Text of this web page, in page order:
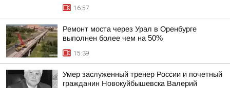
16:57
Ремонт моста через Урал в Оренбурге
выполнен более чем на 50%
15:39
Умер заслуженный тренер России и почетный
гражданин Новокуйбышевска Валерий